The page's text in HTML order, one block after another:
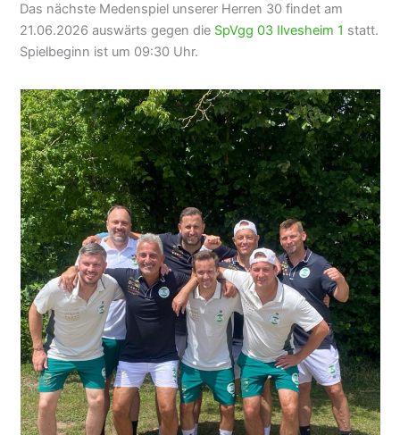
Das nächste Medenspiel unserer Herren 30 findet am
21.06.2026 auswärts gegen die SpVgg 03 Ilvesheim 1 statt.
Spielbeginn ist um 09:30 Uhr.